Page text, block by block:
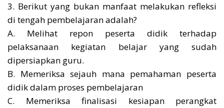
3. Berikut yang bukan manfaat melakukan refleksi
di tengah pembelajaran adalah?
A. Melihat repon peserta didik terhadap
pelaksanaan kegiatan belajar yang sudah
dipersiapkan guru.
B. Memeriksa sejauh mana pemahaman peserta
didik dalam proses pembelajaran
C. Memeriksa finalisasi kesiapan perangkat